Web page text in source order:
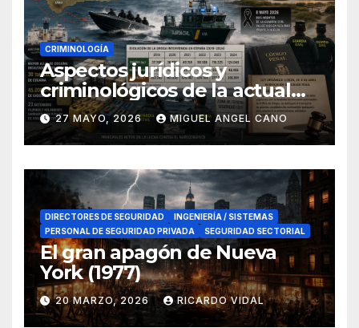
CRIMINOLOGÍA
Aspectos jurídicos y
criminológicos de la actual
lucha contra el narcotráfico
en el sur de España
27 MAYO, 2026 MIGUEL ANGEL CANO
DIRECTORES DE SEGURIDAD
INGENIERÍA / SISTEMAS
PERSONAL DE SEGURIDAD PRIVADA
SEGURIDAD SECTORIAL
El gran apagón de Nueva
York (1977)
20 MARZO, 2026 RICARDO VIDAL